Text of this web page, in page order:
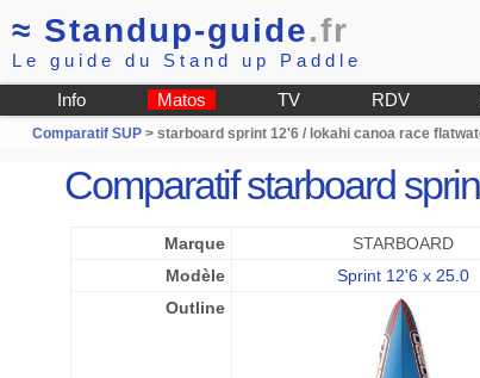
≈ Standup-guide.fr
Le guide du Stand up Paddle
Info Matos TV RDV
Comparatif SUP > starboard sprint 12'6 / lokahi canoa race
Comparatif starboard
Marque STARBOARD
Modèle
Sprint 12'6 x 25.0
Outline